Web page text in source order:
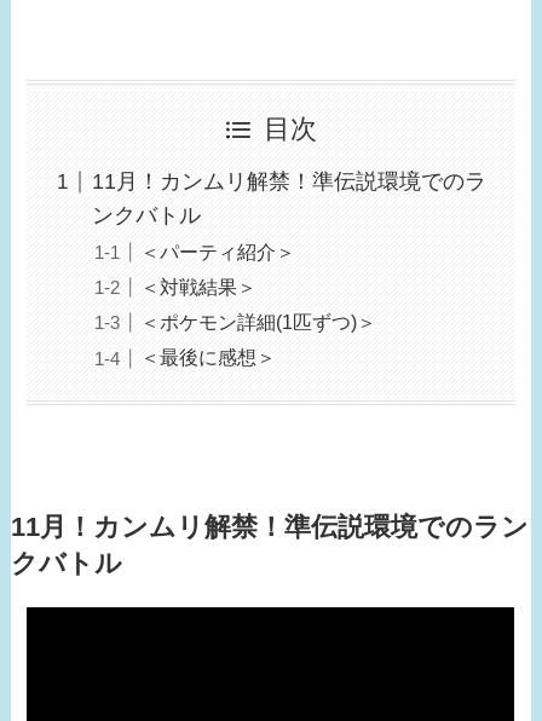
目次
11月！カンムリ解禁！準伝説環境でのラ
ンクバトル
＜パーティ紹介＞
＜対戦結果＞
＜ポケモン詳細(1匹ずつ)＞
＜最後に感想＞
11月！カンムリ解禁！準伝説環境でのラン
クバトル